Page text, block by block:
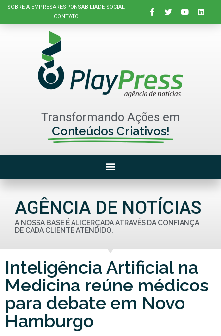
SOBRE A EMPRESARESPONSABILIADE SOCIAL
CONTATO
Transformando Ações em
Conteúdos Criativos!
AGÊNCIA DE NOTÍCIAS
A NOSSA BASE É ALICERÇADA ATRAVÉS DA CONFIANÇA
DE CADA CLIENTE ATENDIDO.
Inteligência Artificial na
Medicina reúne médicos
para debate em Novo
Hamburgo